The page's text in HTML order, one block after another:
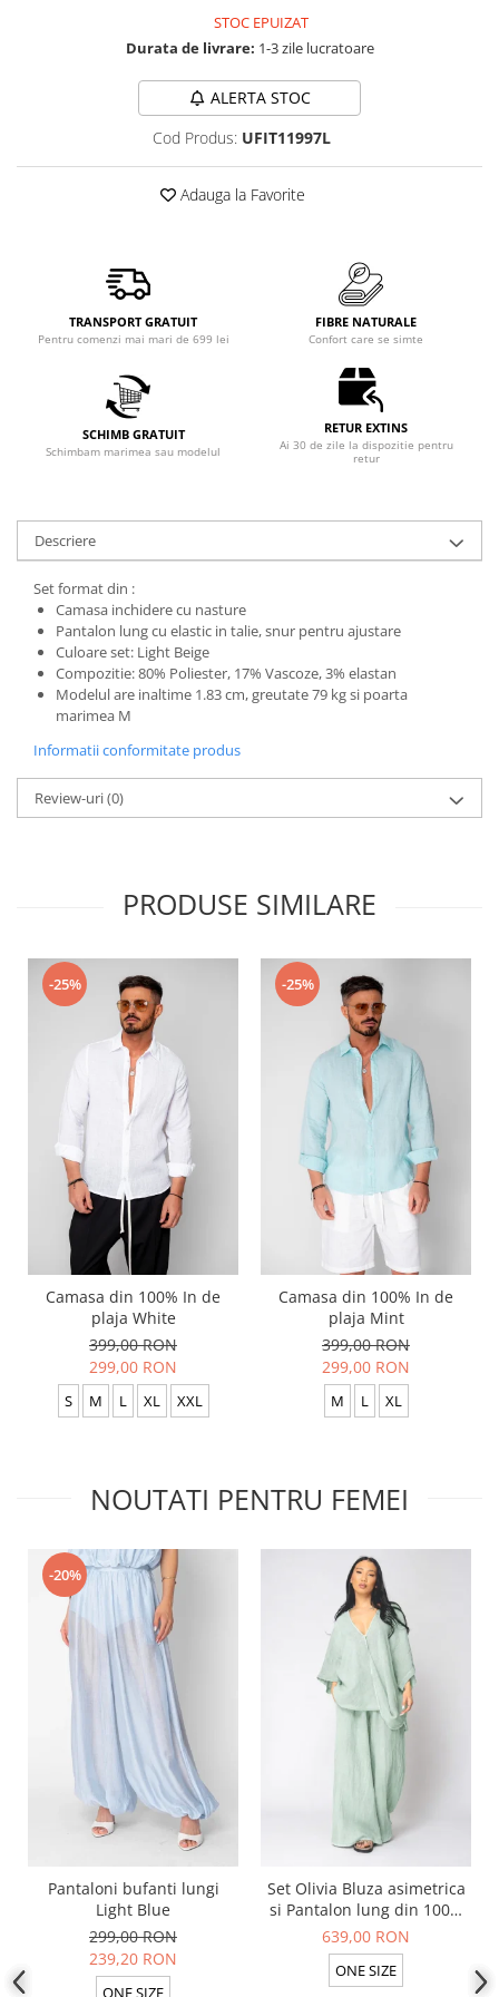
STOC EPUIZAT
Durata de livrare: 1-3 zile lucratoare
ALERTA STOC
Cod Produs: UFIT11997L
Adauga la Favorite
TRANSPORT GRATUIT
Pentru comenzi mai mari de 699 lei
FIBRE NATURALE
Confort care se simte
SCHIMB GRATUIT
Schimbam marimea sau modelul
RETUR EXTINS
Ai 30 de zile la dispozitie pentru
retur
Descriere
Set format din :
Camasa inchidere cu nasture
Pantalon lung cu elastic in talie, snur pentru ajustare
Culoare set: Light Beige
Compozitie: 80% Poliester, 17% Vascoze, 3% elastan
Modelul are inaltime 1.83 cm, greutate 79 kg si poarta
marimea M
Informatii conformitate produs
Review-uri(0)
PRODUSE SIMILARE
-25%
Camasa din 100% In de
plaja White
399,00 RON
299,00 RON
S M L XL XXL
-25%
Camasa din 100% In de
plaja Mint
399,00 RON
299,00 RON
M L XL
NOUTATI PENTRU FEMEI
-20%
Pantaloni bufanti lungi
Light Blue
299,00 RON
239,20 RON
ONE SIZE
Set Olivia Bluza asimetrica
si Pantalon lung din 100%
in Light Olive
639,00 RON
ONE SIZE